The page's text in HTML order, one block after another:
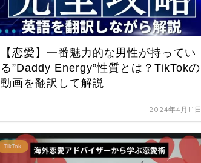
【恋愛】一番魅力的な男性が持ってい
る”Daddy Energy”性質とは？TikTokの
動画を翻訳して解説
2024年4月11日
TikTok